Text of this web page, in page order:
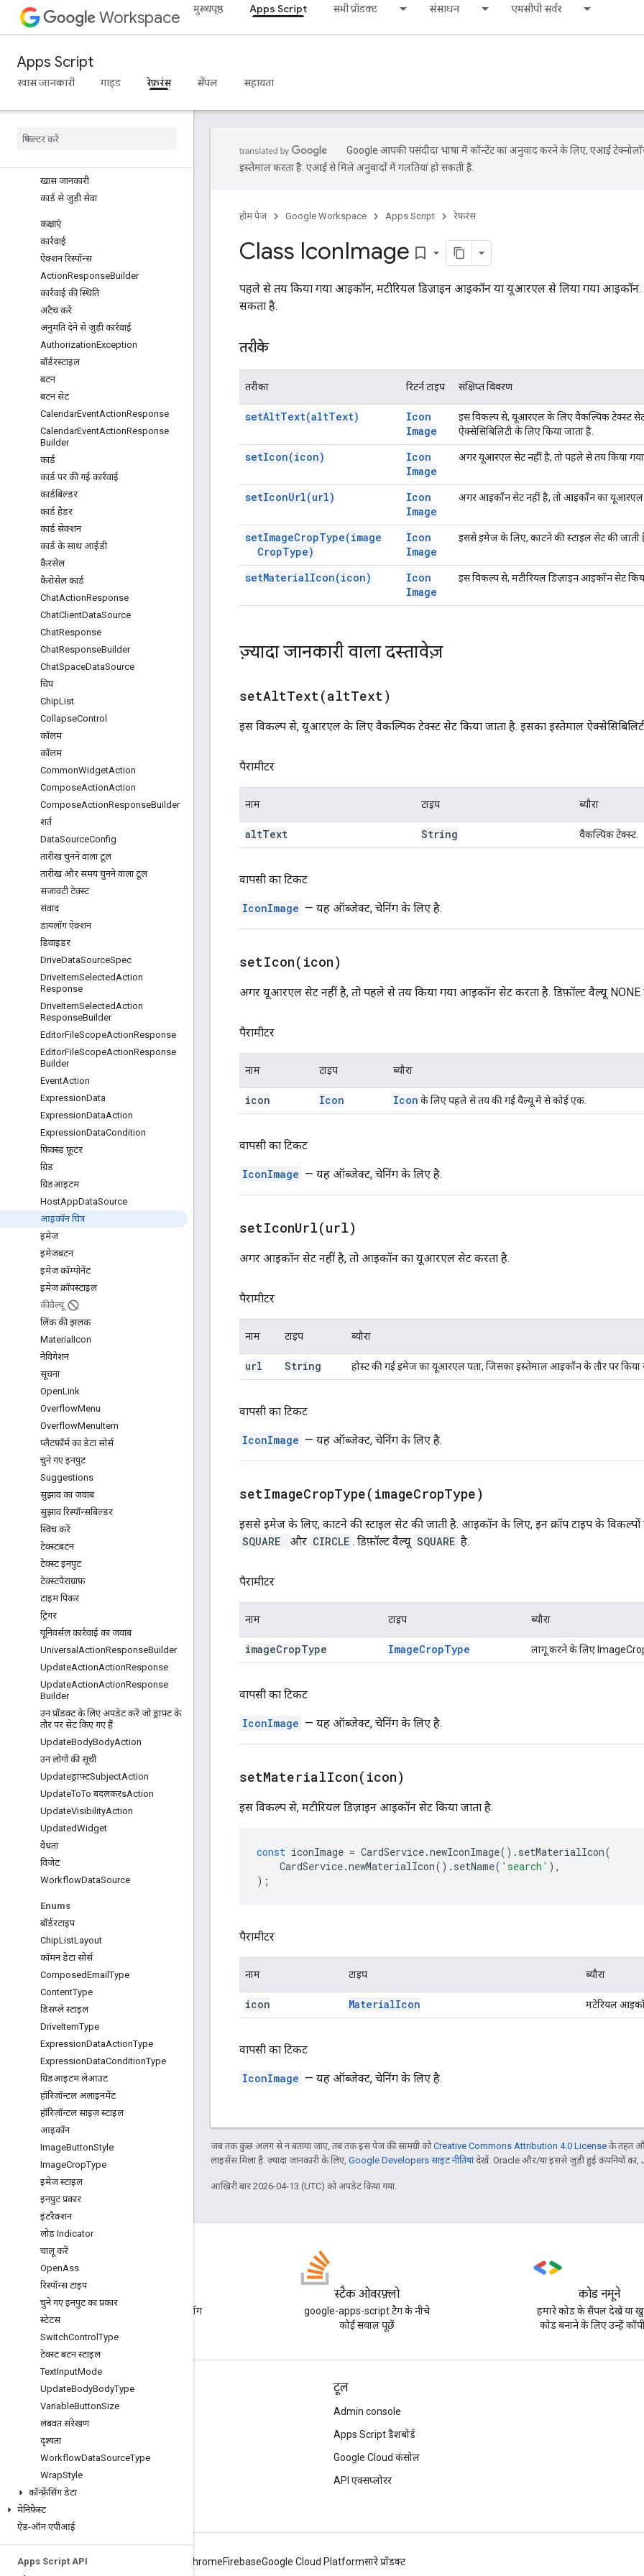
Workspace मुख्यपृष्ठ Apps Script सभी प्रॉडक्ट संसाधन एमसीपी सर्वर
Apps Script
खास जानकारी गाइड रेफ़रंस सैंपल सहायता
स्क्रिप्ट प्रोजेक्ट के संसाधन
मेनिफ़ेस्ट
कोटा और तय सीमा
Google Workspace के ऐड-ऑन
खास जानकारी
कार्ड से जुड़ी सेवा
कक्षाएं
कार्रवाई
ऐक्शन रिस्पॉन्स
ActionResponseBuilder
कार्रवाई की स्थिति
अटैच करें
अनुमति देने से जुड़ी कार्रवाई
AuthorizationException
बॉर्डरस्टाइल
बटन
बटन सेट
CalendarEventActionResponse
CalendarEventActionResponse
Builder
कार्ड
कार्ड पर की गई कार्रवाई
कार्डबिल्डर
कार्ड हैडर
कार्ड सेक्शन
कार्ड के साथ आईडी
कैरसेल
कैरोसेल कार्ड
ChatActionResponse
ChatClientDataSource
ChatResponse
ChatResponseBuilder
ChatSpaceDataSource
चिप
ChipList
CollapseControl
कॉलम
कॉलम
CommonWidgetAction
ComposeActionAction
ComposeActionResponseBuilder
शर्त
DataSourceConfig
तारीख चुनने वाला टूल
तारीख और समय चुनने वाला टूल
सजावटी टेक्स्ट
संवाद
डायलॉग ऐक्शन
डिवाइडर
DriveDataSourceSpec
DriveItemSelectedAction
Response
DriveItemSelectedAction
ResponseBuilder
EditorFileScopeActionResponse
EditorFileScopeActionResponse
Builder
EventAction
ExpressionData
ExpressionDataAction
ExpressionDataCondition
फ़िक्स्ड फ़ूटर
ग्रिड
ग्रिडआइटम
HostAppDataSource
आइकॉन चित्र
इमेज
इमेजबटन
इमेज कॉम्पोनेंट
इमेज क्रॉपस्टाइल
कीवैल्यू
लिंक की झलक
Material Icon
नेविगेशन
सूचना
OpenLink
OverflowMenu
OverflowMenuItem
प्लैटफ़ॉर्म का डेटा सोर्स
चुने गए इनपुट
Suggestions
सुझाव का जवाब
सुझाव रिस्पॉन्सबिल्डर
स्विच करें
टेक्स्टबटन
टेक्स्ट इनपुट
टेक्स्टपैराग्राफ़
टाइम पिकर
ट्रिगर
यूनिवर्सल कार्रवाई का जवाब
Universal ActionResponseBuilder
UpdateActionActionResponse
UpdateActionActionResponse
Builder
उन प्रॉडक्ट के लिए अपडेट करें जो ड्राफ़्ट के
तौर पर सेट किए गए हैं
UpdateBodyBodyAction
उन लोगों की सूची
Updateड्राफ़्टSubjectAction
UpdateToTo बदलकरsAction
UpdateVisibilityAction
UpdatedWidget
वैधता
विजेट
WorkflowDataSource
Enums
बॉर्डरटाइप
ChipListLayout
कॉमन डेटा सोर्स
ComposedEmailType
ContentType
डिसप्ले स्टाइल
DriveItemType
ExpressionDataActionType
ExpressionDataConditionType
ग्रिडआइटम लेआउट
हॉरिज़ॉन्टल अलाइनमेंट
हॉरिज़ॉन्टल साइज़ स्टाइल
आइकॉन
ImageButtonStyle
ImageCropType
इमेज स्टाइल
इनपुट प्रकार
इंटरैक्शन
लोड Indicator
चालू करें
OpenAss
रिस्पॉन्स टाइप
चुने गए इनपुट का प्रकार
स्टेटस
SwitchControlType
टेक्स्ट बटन स्टाइल
TextInputMode
UpdateBodyBodyType
VariableButtonSize
लंबवत संरेखण
दृश्यता
WorkflowDataSourceType
WrapStyle
कॉन्फ़्रेंसिंग डेटा
मेनिफ़ेस्ट
ऐड-ऑन एपीआई
Apps Script API
Google आपकी पसंदीदा भाषा में कॉन्टेंट का अनुवाद करने के लिए, एआई
इस्तेमाल करता है. एआई से मिले अनुवादों में गलतियां हो सकती हैं.
होम पेज Google Workspace Apps Script रेफ़रंस
Class IconImage bookmark_border
पहले से तय किया गया आइकॉन, मटीरियल डिज़ाइन आइकॉन या यूआरएल से लिया गया
सकता है.
तरीके
तरीका रिटर्न टाइप संक्षिप्त विवरण
setAltText(altText)
Icon
Image
इस विकल्प से, यूआरएल के लिए वैकल्पिक टेक्स्ट सेट
ऐक्सेसिबिलिटी के लिए किया जाता है.
setIcon(icon)
Icon
Image
अगर यूआरएल सेट नहीं है, तो पहले से तय किया
setIconUrl(url)
Icon
Image
अगर आइकॉन सेट नहीं है, तो आइकॉन का यूआरएल
setImageCropType(image
CropType)
Icon
Image
इससे इमेज के लिए, काटने की स्टाइल सेट की जाती
setMaterialIcon(icon)
Icon
Image
इस विकल्प से, मटीरियल डिज़ाइन आइकॉन सेट
ज़्यादा जानकारी वाला दस्तावेज़
setAltText(altText)
इस विकल्प से, यूआरएल के लिए वैकल्पिक टेक्स्ट सेट किया जाता है. इसका इस्तेमाल
पैरामीटर
नाम टाइप ब्यौरा
altText String वैकल्पिक टेक्स्ट.
वापसी का टिकट
IconImage — यह ऑब्जेक्ट, चेनिंग के लिए है.
setIcon( icon)
अगर यूआरएल सेट नहीं है, तो पहले से तय किया गया आइकॉन सेट करता है. डिफ़ॉल्ट वैल्यू NONE
पैरामीटर
नाम टाइप ब्यौरा
icon Icon Icon के लिए पहले से तय की गई वैल्यू में से कोई एक.
वापसी का टिकट
IconImage — यह ऑब्जेक्ट, चेनिंग के लिए है.
setIconUrl(url)
अगर आइकॉन सेट नहीं है, तो आइकॉन का यूआरएल सेट करता है.
पैरामीटर
नाम टाइप ब्यौरा
url String होस्ट की गई इमेज का यूआरएल पता, जिसका इस्तेमाल आइकॉन के तौर पर किया
वापसी का टिकट
IconImage — यह ऑब्जेक्ट, चेनिंग के लिए है.
setImageCropType( imageCropType)
इससे इमेज के लिए, काटने की स्टाइल सेट की जाती है. आइकॉन के लिए, इन क्रॉप टाइप के विकल्पों
SQUARE
और CIRCLE . डिफ़ॉल्ट वैल्यू SQUARE है.
पैरामीटर
नाम टाइप ब्यौरा
imageCropType ImageCropType लागू करने के लिए
वापसी का टिकट
IconImage — यह ऑब्जेक्ट, चेनिंग के लिए है.
setMaterialIcon( icon)
इस विकल्प से, मटीरियल डिज़ाइन आइकॉन सेट किया जाता है.
const iconImage = CardService.newIconImage(). setMaterialIcon(
CardService.newMaterialIcon(). setName( 'search' ),
);
पैरामीटर
नाम टाइप ब्यौरा
icon MaterialIcon मटेरियल
वापसी का टिकट
IconImage — यह ऑब्जेक्ट, चेनिंग के लिए है.
जब तक कुछ अलग से न बताया जाए, तब तक इस पेज की सामग्री कोCreative Commons Attribution 4.0 License के तहत
लाइसेंस मिला है. ज़्यादा जानकारी के लिए, Google Developers साइट नीतियांदेखें. Oracle और/या इससे जुड़ी हुई कंपनियों का,
आखिरी बार 2026-04-13 (UTC) को अपडेट किया गया.
Google Workspace डेवलपर ब्लॉग
स्टैक ओवरफ़्लो
google-apps-script टैग के नीचे
कोई सवाल पूछें
कोड नमूने
हमारे कोड के सैंपल देखें या
कोड बनाने के लिए उन्हें
डेवलपर के लिए Google Workspace
प्लैटफ़ॉर्म की खास जानकारी
रिलीज़ टिप्पणियां
डेवलपर सहायता
सेवा की शर्तों
टूल
Admin console
Apps Script डैशबोर्ड
Google Cloud कंसोल
API एक्सप्लोरर
ChromeFirebaseGoogle Cloud Platformसारे प्रॉडक्ट